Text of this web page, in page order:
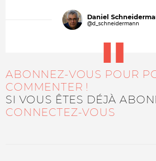
Daniel
@d_schneidermann
ABONNEZ-VOUS POUR
COMMENTER !
SI VOUS ÊTES DÉJÀ
CONNECTEZ-VOUS